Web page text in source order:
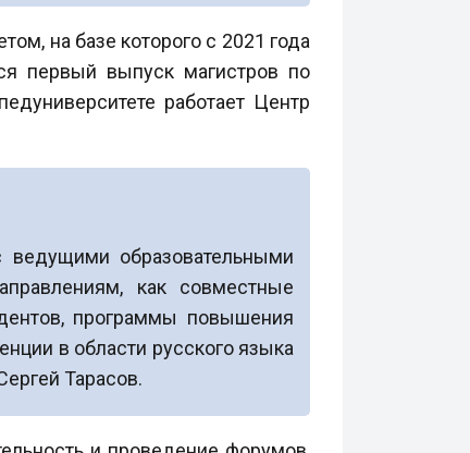
на базе которого с 2021 года
первый выпуск магистров по
работает Центр
ведущими образовательными
как совместные
программы повышения
в области русского языка
Тарасов.